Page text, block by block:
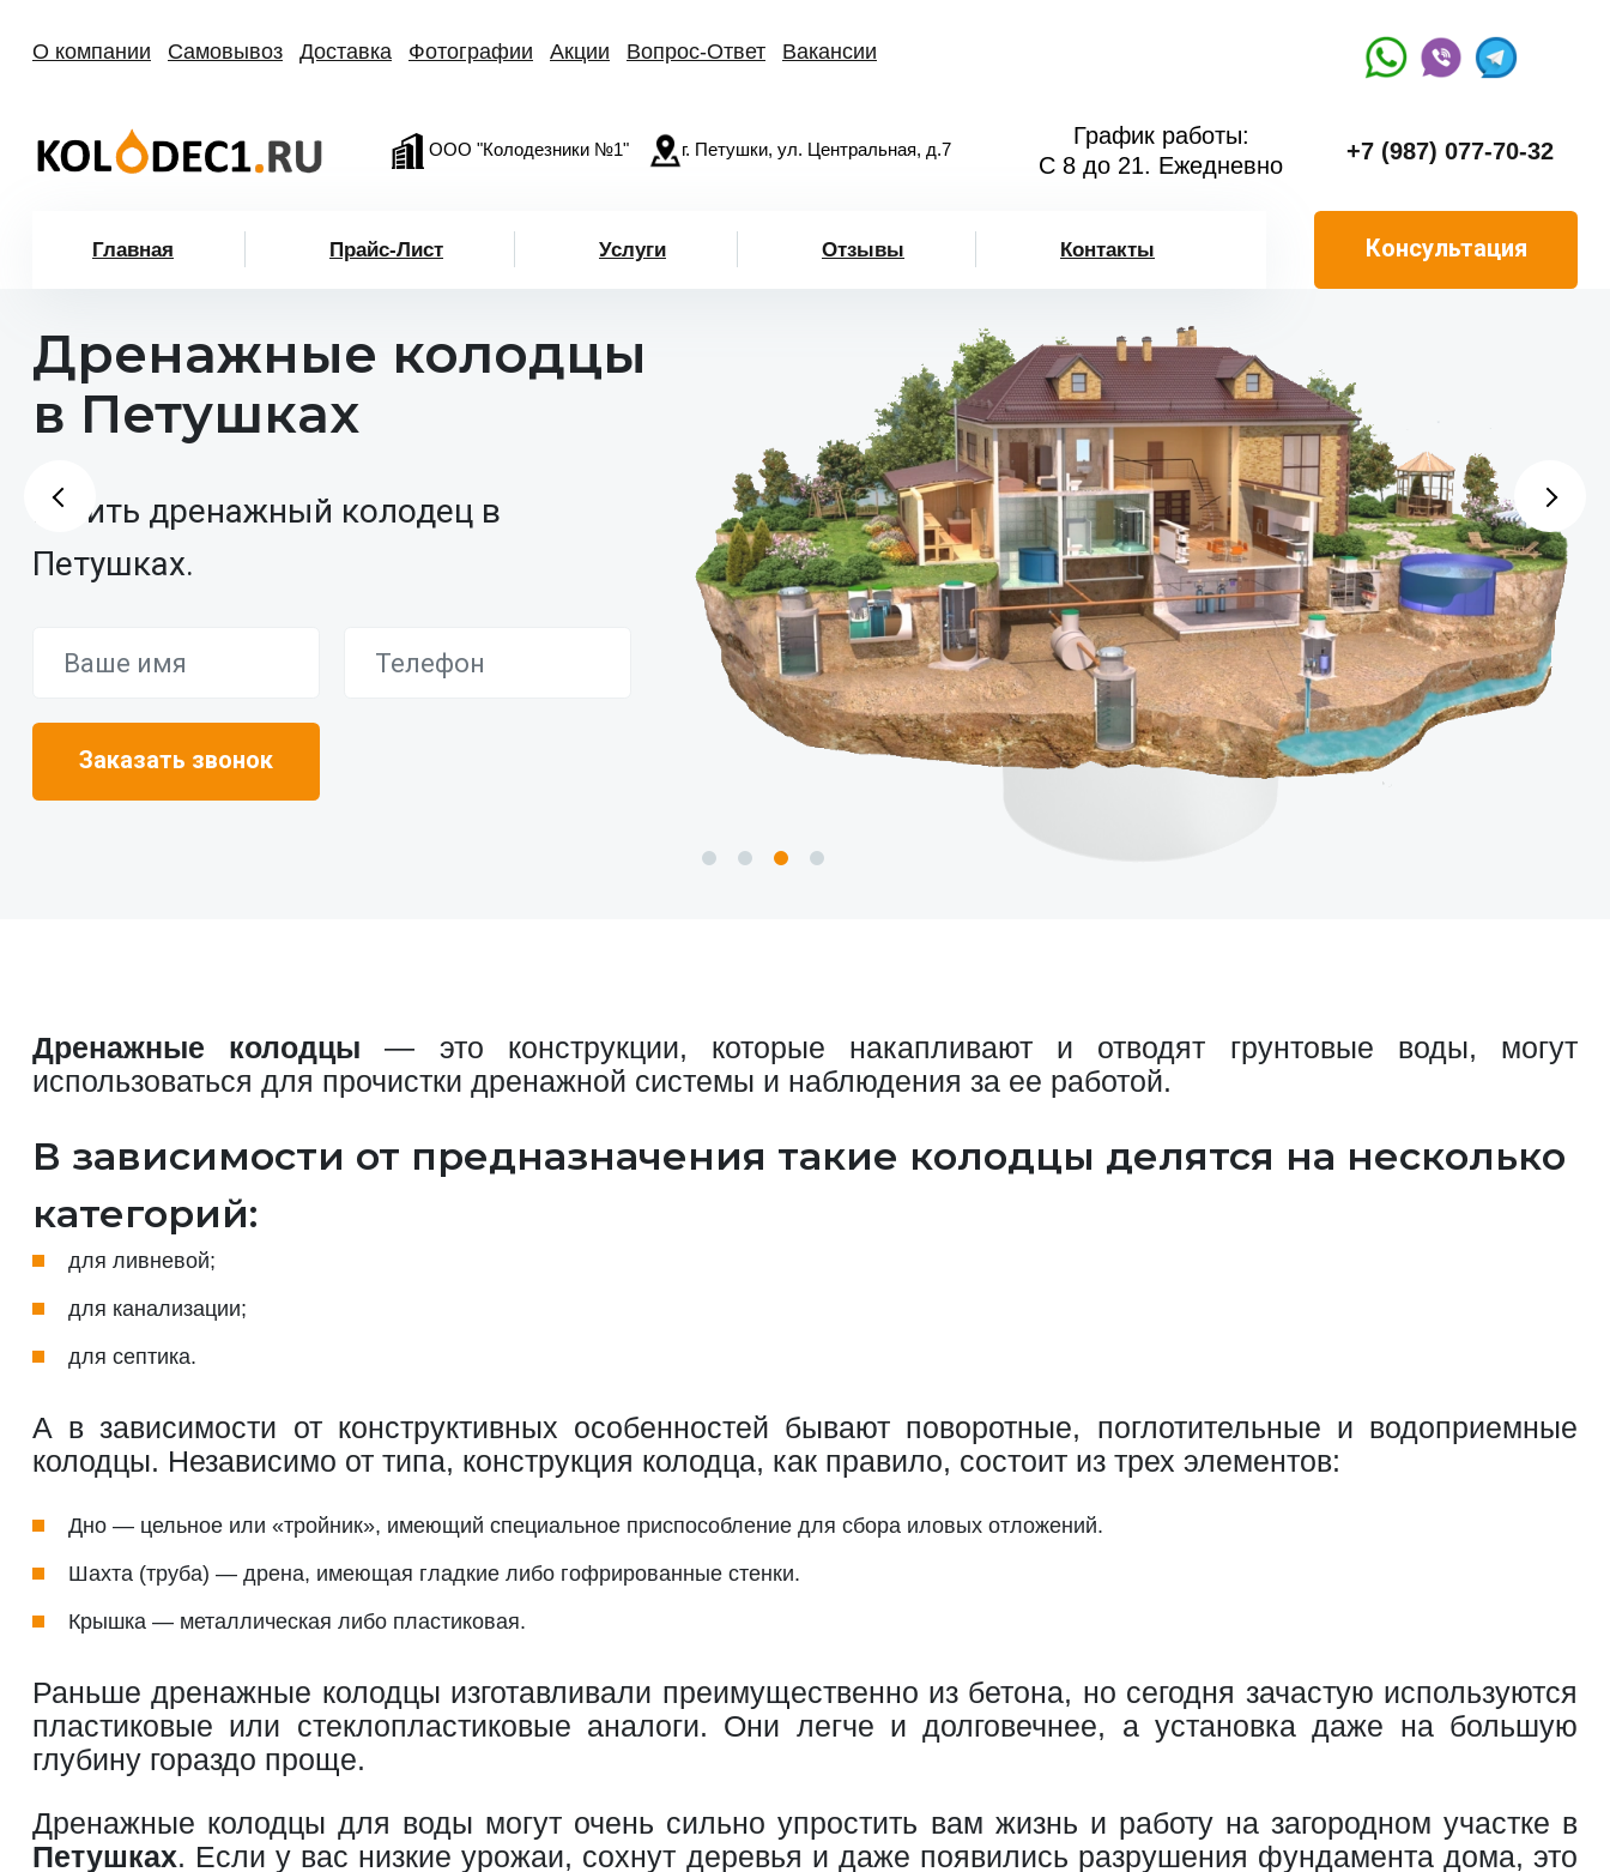
О компании Самовывоз Доставка Фотографии Акции Вопрос-Ответ Вакансии
ООО "Колодезники №1" г. Петушки, ул. Центральная, д.7
График работы:
С 8 до 21. Ежедневно
+7 (987) 077-70-32
Главная Прайс-Лист Услуги Отзывы Контакты Консультация
Дренажные колодцы
в Петушках
Купить дренажный колодец в
Петушках.
Дренажные колодцы — это конструкции, которые накапливают и отводят грунтовые воды, могут
использоваться для прочистки дренажной системы и наблюдения за ее работой.
В зависимости от предназначения такие колодцы делятся на несколько
категорий:
для ливневой;
для канализации;
для септика.
А в зависимости от конструктивных особенностей бывают поворотные, поглотительные и водоприемные
колодцы. Независимо от типа, конструкция колодца, как правило, состоит из трех элементов:
Дно — цельное или «тройник», имеющий специальное приспособление для сбора иловых отложений.
Шахта (труба) — дрена, имеющая гладкие либо гофрированные стенки.
Крышка — металлическая либо пластиковая.
Раньше дренажные колодцы изготавливали преимущественно из бетона, но сегодня зачастую используются
пластиковые или стеклопластиковые аналоги. Они легче и долговечнее, а установка даже на большую
глубину гораздо проще.
Дренажные колодцы для воды могут очень сильно упростить вам жизнь и работу на загородном участке в
Петушках. Если у вас низкие урожаи, сохнут деревья и даже появились разрушения фундамента дома, это